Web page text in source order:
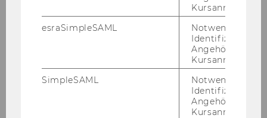
Ähnliche Artikel
Anlagen ausgestattet
Kursanmeldung.
esraSimpleSAML
Notwendig zur
Identifizierung
Angehörige/r für
Kursanmeldung.
SimpleSAML
Notwendig zur
Identifizierung
Angehörige/r für
Kursanmeldung.